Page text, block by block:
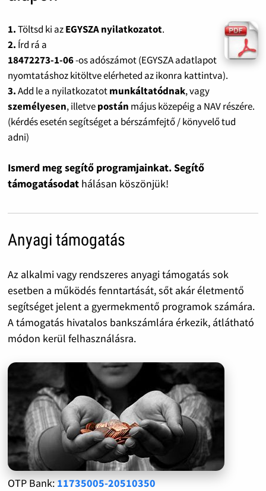
1.Töltsd ki azEGYSZA nyilatkozatot.
2. Írd rá a
18472273-1-06-os adószámot (EGYSZA adatlapot
nyomtatáshoz kitöltve elérheted az ikonra kattintva).
3.Add le a nyilatkozatotmunkáltatódnak, vagy
személyesen, illetvepostán május közepéig a NAV részére.
(kérdés esetén segítséget a bérszámfejtő / könyvelő tud
adni)
Ismerd meg segítő programjainkat. Segítő
támogatásodat hálásan köszönjük!
Anyagi támogatás
Az alkalmi vagy rendszeres anyagi támogatás sok
esetben a működés fenntartását, sőt akár életmentő
segítséget jelent a gyermekmentő programok számára.
A támogatás hivatalos bankszámlára érkezik, átlátható
módon kerül felhasználásra.
OTP Bank: 11735005-20510350